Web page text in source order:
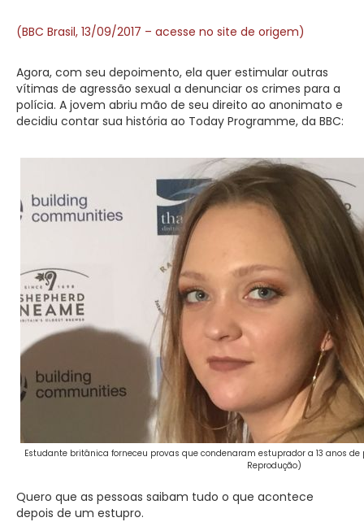
(BBC Brasil, 13/09/2017 – acesse no site de origem)
Agora, com seu depoimento, ela quer estimular outras
vítimas de agressão sexual a denunciar os crimes para a
polícia. A jovem abriu mão de seu direito ao anonimato e
decidiu contar sua história ao Today Programme, da BBC:
Estudante britânica forneceu provas que condenaram estuprador a 13 anos de
Reprodução)
Quero que as pessoas saibam tudo o que acontece
depois de um estupro.